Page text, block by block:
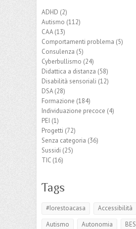
ADHD (2)
Autismo (112)
CAA(13)
Comportamenti problema (5)
Consulenza (5)
Cyberbullismo (24)
Didattica a distanza (58)
Disabilità sensoriali (12)
DSA(28)
Formazione (184)
Individuazione precoce (4)
PEI (1)
Progetti (72)
Senza categoria (36)
Sussidi (25)
TIC (16)
Tags
#Iorestoacasa Accessibilità
Autismo
Autonomia
BES